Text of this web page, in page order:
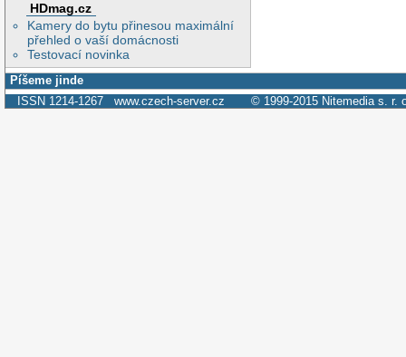
HDmag.cz
Kamery do bytu přinesou maximální
přehled o vaší domácnosti
Testovací novinka
Píšeme jinde
ISSN 1214-1267 www.czech-server.cz © 1999-2015 Nitemedia s. r.